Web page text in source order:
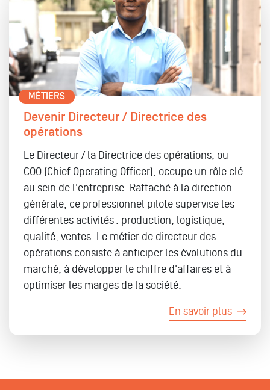
MÉTIERS
Devenir Directeur / Directrice des
opérations
Le Directeur / la Directrice des opérations, ou
COO (Chief Operating Officer), occupe un rôle clé
au sein de l'entreprise. Rattaché à la direction
générale, ce professionnel pilote supervise les
différentes activités : production, logistique,
qualité, ventes. Le métier de directeur des
opérations consiste à anticiper les évolutions du
marché, à développer le chiffre d'affaires et à
optimiser les marges de la société.
En savoir plus